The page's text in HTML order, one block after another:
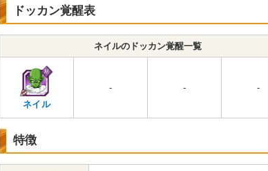
ドッカン覚醒表
ネイルのドッカン覚醒一覧
ネイル
- - -
特徴